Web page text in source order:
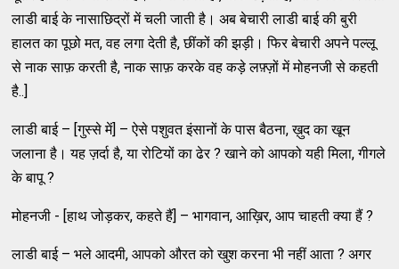
लाडी बाई के नासाछिद्रों में चली जाती है। अब बेचारी लाडी बाई की बुरी
हालत का पूछो मत, वह लगा देती है, छींकों की झड़ी। फिर बेचारी अपने पल्लू
से नाक साफ़ करती है, नाक साफ़ करके वह कड़े लफ़्ज़ों में मोहनजी से कहती
है..]
लाडी बाई – [गुस्से में] – ऐसे पशुवत इंसानों के पास बैठना, ख़ुद का खून
जलाना है। यह ज़र्दा है, या रोटियों का ढेर ? खाने को आपको यही मिला, गीगले
के बापू ?
मोहनजी - [हाथ जोड़कर, कहते हैं] – भागवान, आख़िर, आप चाहती क्या हैं ?
लाडी बाई – भले आदमी, आपको औरत को खुश करना भी नहीं आता ? अगर